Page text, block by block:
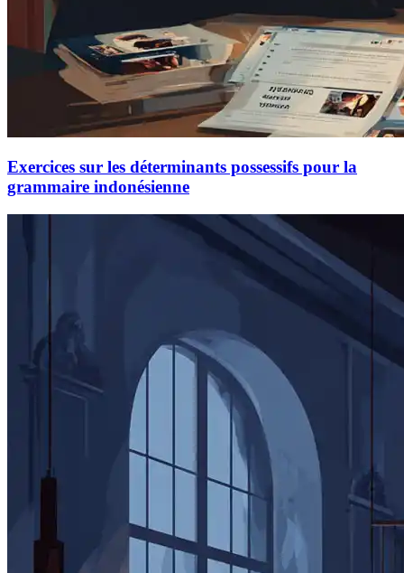
Exercices sur les déterminants possessifs pour la
grammaire indonésienne